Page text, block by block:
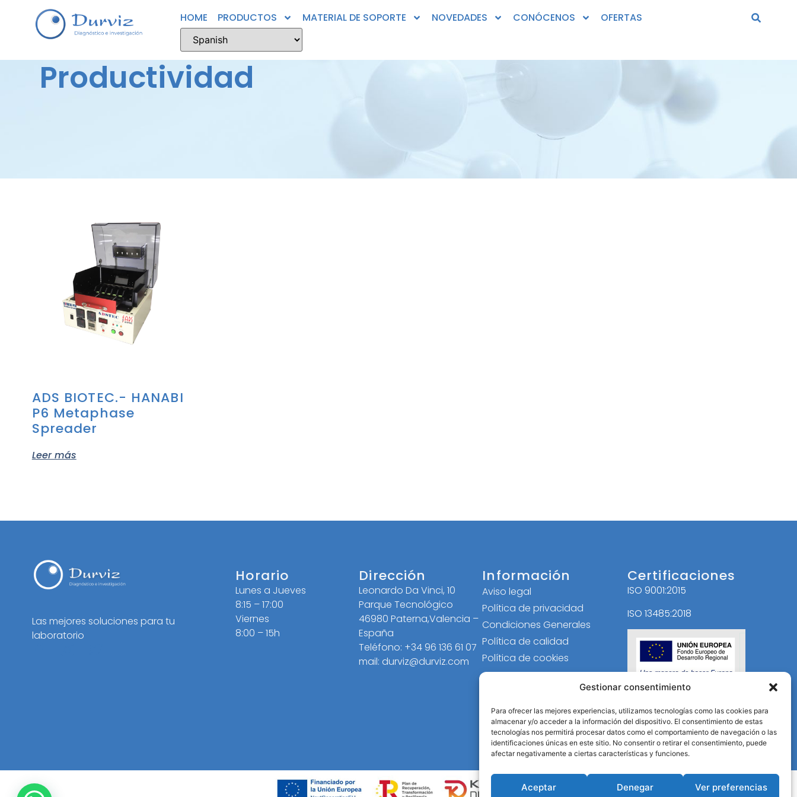
Gestionar consentimiento
Para ofrecer las mejores experiencias, utilizamos tecnologías como las cookies para
almacenar y/o acceder a la información del dispositivo. El consentimiento de estas
tecnologías nos permitirá procesar datos como el comportamiento de navegación o las
identificaciones únicas en este sitio. No consentir o retirar el consentimiento, puede
afectar negativamente a ciertas características y funciones.
Aceptar Denegar Ver preferencias
HOME PRODUCTOS MATERIAL DE SOPORTE NOVEDADES CONÓCENOS OFERTAS
Productividad
ADS BIOTEC.- HANABI
P6 Metaphase
Spreader
Leer más
Las mejores soluciones para tu
laboratorio
Horario
Lunes a Jueves
8:15 – 17:00
Viernes
8:00 – 15h
Dirección
Leonardo Da Vinci, 10
Parque Tecnológico
46980 Paterna,Valencia –
España
Teléfono: +34 96 136 61 07
mail: durviz@durviz.com
Información
Aviso legal
Política de privacidad
Condiciones Generales
Política de calidad
Política de cookies
Certificaciones
ISO 9001:2015
ISO 13485:2018